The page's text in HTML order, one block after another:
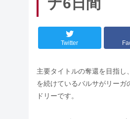
Twitter
主要タイトルの奪還を目指
を続けているバルサがリー
ドリーです。